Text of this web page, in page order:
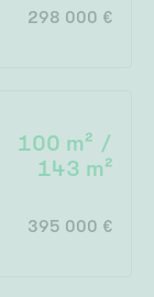
3 wc , s, kph, 2
298 000 €
100 m² /
143 m²
wc, khh,
395 000 €